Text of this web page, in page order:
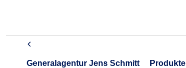
Generalagentur Jens Schmitt Produkte